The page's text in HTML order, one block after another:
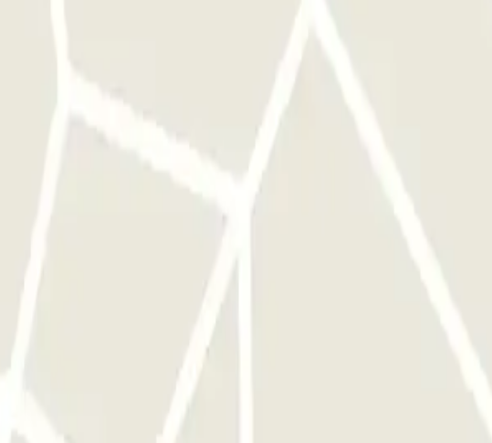
area di sosta libera.
personale verificherà la tua prenotazione attraverso il localizzatore della tua